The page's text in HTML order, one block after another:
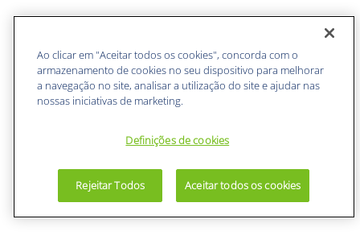
Ao clicar em "Aceitar todos os cookies", concorda com o
armazenamento de cookies no seu dispositivo para melhorar
a navegação no site, analisar a utilização do site e ajudar nas
nossas iniciativas de marketing.
Definições de cookies
Rejeitar Todos Aceitar todos os cookies